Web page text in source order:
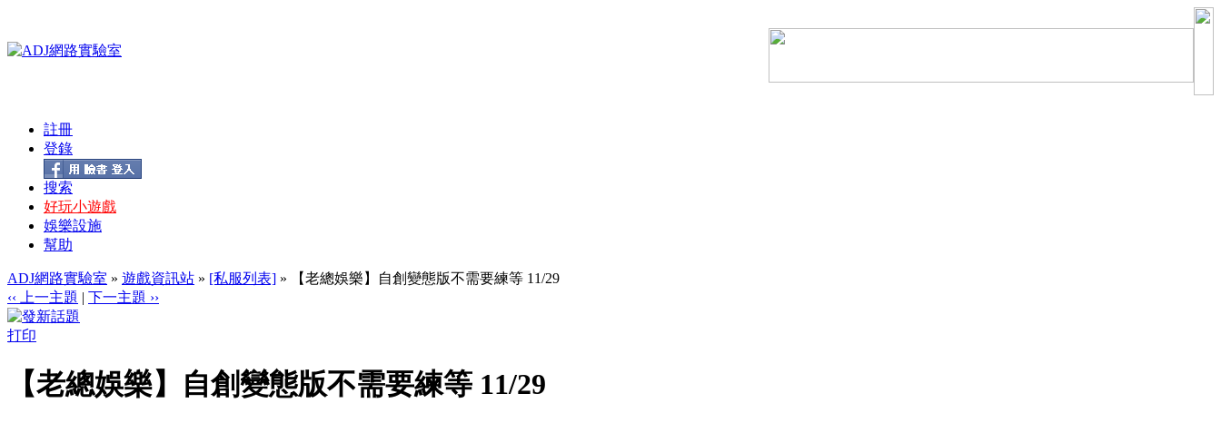
註冊
登錄
搜索
好玩小遊戲
娛樂設施
幫助
ADJ網路實驗室 » 遊戲資訊站 » [私服列表] » 【老總娛樂】自創變態版不需要練等 11/29
‹‹ 上一主題 | 下一主題 ››
打印
【老總娛樂】自創變態版不需要練等 11/29